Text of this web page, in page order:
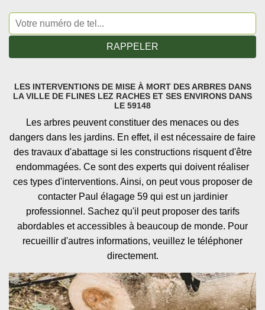
LES INTERVENTIONS DE MISE À MORT DES ARBRES DANS
LA VILLE DE FLINES LEZ RACHES ET SES ENVIRONS DANS
LE 59148
Les arbres peuvent constituer des menaces ou des
dangers dans les jardins. En effet, il est nécessaire de faire
des travaux d'abattage si les constructions risquent d'être
endommagées. Ce sont des experts qui doivent réaliser
ces types d'interventions. Ainsi, on peut vous proposer de
contacter Paul élagage 59 qui est un jardinier
professionnel. Sachez qu'il peut proposer des tarifs
abordables et accessibles à beaucoup de monde. Pour
recueillir d'autres informations, veuillez le téléphoner
directement.